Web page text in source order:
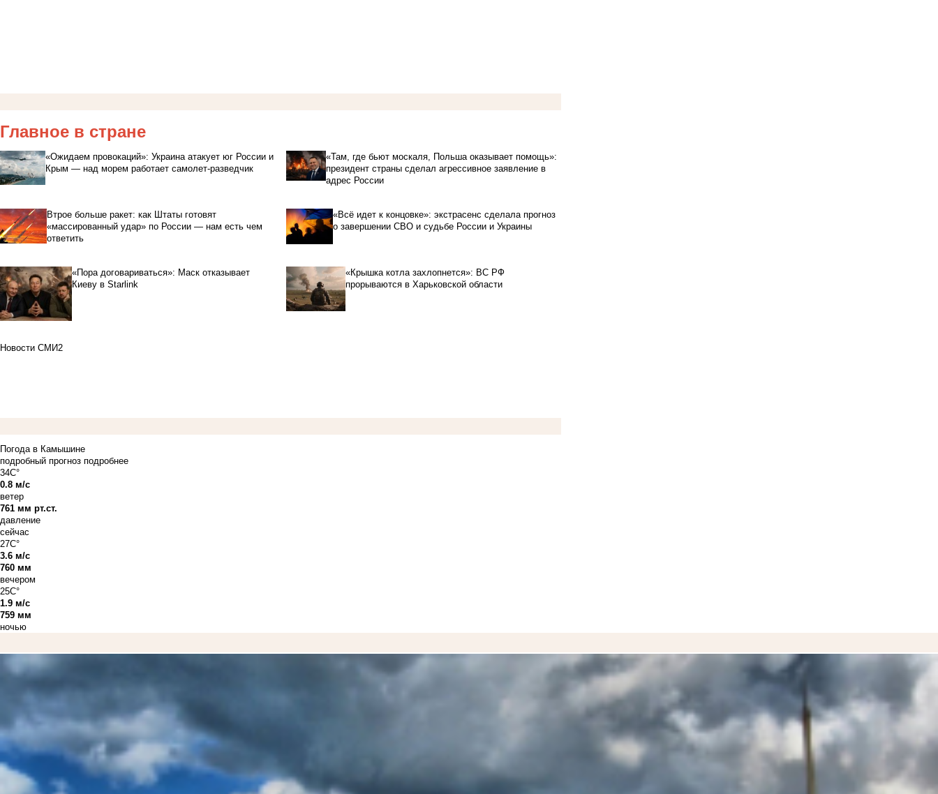
Главное в стране
«Ожидаем провокаций»: Украина атакует юг России и
Крым — над морем работает самолет-разведчик
«Там, где бьют москаля, Польша оказывает помощь»:
президент страны сделал агрессивное заявление в
адрес России
Втрое больше ракет: как Штаты готовят
«массированный удар» по России — нам есть чем
ответить
«Всё идет к концовке»: экстрасенс сделала прогноз
о завершении СВО и судьбе России и Украины
«Пора договариваться»: Маск отказывает
Киеву в Starlink
«Крышка котла захлопнется»: ВС РФ
прорываются в Харьковской области
Новости СМИ2
Погода в Камышине
подробный прогноз подробнее
34C°
0.8 м/с
ветер
761 мм рт.ст.
давление
сейчас
27C°
3.6 м/с
760 мм
вечером
25C°
1.9 м/с
759 мм
ночью